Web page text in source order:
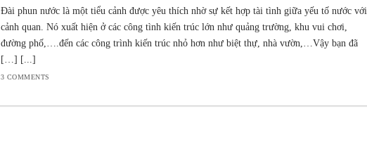
Đài phun nước là một tiểu cảnh được yêu thích nhờ sự kết hợp tài tình giữa yếu tố nước với
cảnh quan. Nó xuất hiện ở các công tình kiến trúc lớn như quảng trường, khu vui chơi,
đường phố,….đến các công trình kiến trúc nhỏ hơn như biệt thự, nhà vườn,…Vậy bạn đã
[…] [...]
3 COMMENTS